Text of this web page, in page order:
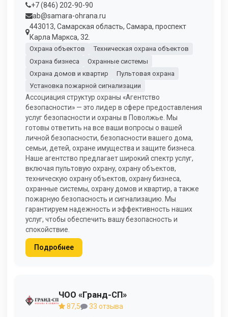
+7 (846) 202-90-90
ab@samara-ohrana.ru
443013, Самарская область, Самара, проспект
Карла Маркса, 32.
Охрана объектов
Техническая охрана объектов
Охрана бизнеса
Охранные системы
Охрана домов и квартир
Пультовая охрана
Установка пожарной сигнализации
Ассоциация структур охраны «Агентство
безопасности» — это лидер в сфере предоставления
услуг безопасности и охраны в Поволжье. Мы
готовы ответить на все ваши вопросы о вашей
личной безопасности, безопасности вашего дома,
семьи, детей, охране имущества и защите бизнеса.
Наше агентство предлагает широкий спектр услуг,
включая пультовую охрану, охрану объектов,
техническую охрану объектов, охрану бизнеса,
охранные системы, охрану домов и квартир, а также
пожарную безопасность и сигнализацию. Мы
гарантируем надежность и эффективность наших
услуг, чтобы обеспечить вашу безопасность и
спокойствие.
Подробнее
ЧОО «Гранд-СП»
87,5
33 отзыва